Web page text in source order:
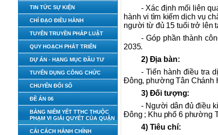
TIN TỨC SỰ KIỆN
CHỈ ĐẠO ĐIỀU HÀNH
TUYÊN TRUYỀN PHÁP LUẬT
QUY HOẠCH PHÁT TRIỂN
DỰ ÁN - HẠNG MỤC ĐẦU TƯ
TUYỂN DỤNG CÔNG CHỨC
CHUYỂN ĐỔI SỐ
ĐỀ ÁN 06
BẢNG NIÊM YẾT TTHC THUỘC
PHẠM VI GIẢI QUYẾT CỦA QUẬN
CẢI CÁCH HÀNH CHÍNH
- Xác định mối liên
hành vi tìm kiếm dịch vụ
người từ đủ 15 tuổi trở lên
- Góp phần thành
2035.
2) Địa bàn:
- Tiến hành điều tra
Đông, phường Tân Chánh
3) Đối tượng:
- Người dân đủ điều
Đông ; Khu phố 6 phường
4) Tiêu chí: